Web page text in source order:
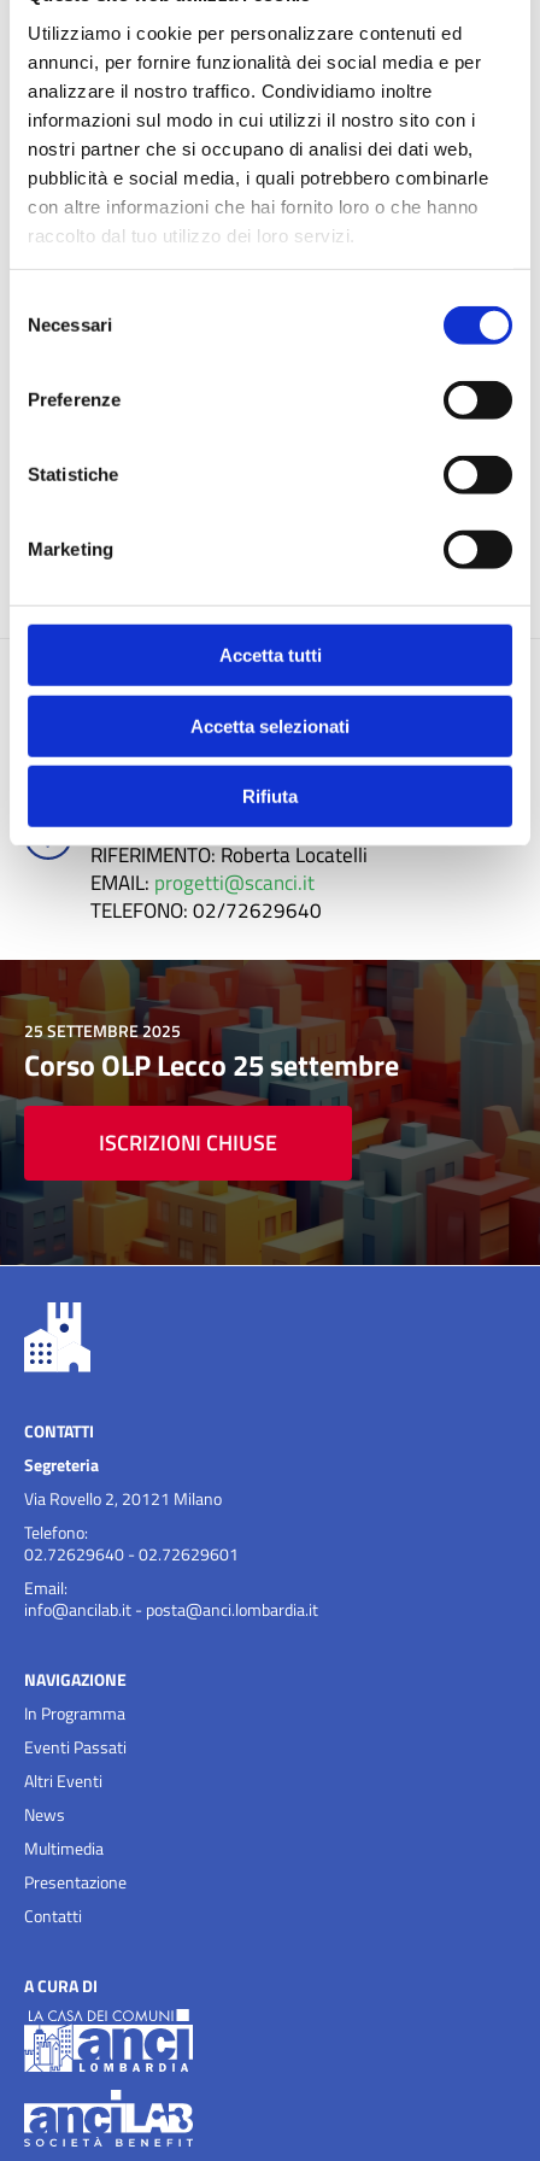
Utilizziamo i cookie per personalizzare contenuti ed
annunci, per fornire funzionalità dei social media e per
analizzare il nostro traffico. Condividiamo inoltre
informazioni sul modo in cui utilizzi il nostro sito con i
nostri partner che si occupano di analisi dei dati web,
pubblicità e social media, i quali potrebbero combinarle
con altre informazioni che hai fornito loro o che hanno
raccolto dal tuo utilizzo dei loro servizi.
delNecessari
Preferenze
Statistiche
Marketing
Accetta tutti
Accetta selezionati
Rifiuta
2017.
La partecipazione ai corsi facilita la comprensione del
sistema servizio civile poiché saranno illustrate le modalità
digitali e on line utili alla gestione delle attività.
PROGRAMMA
Storia e senso del servizio civile
Gestione operatori volontari di servizio civile
Elementi di coprogettazione
Roberta Locatelli e Laura Carrubba - Ufficio Servizio Civile
Roberto Minervino - Esperto di servizio civile
Juliana De falco e Bartolo Garofalo - volontari Servizio Civile
UTR Lecco
Corso Promessi Sposi, 132
Lecco (LC)
Via Rovello, 2 - 20121 Milano
RIFERIMENTO: Roberta Locatelli
EMAIL: progetti@scanci.it
TELEFONO: 02/72629640
25 SETTEMBRE 2025
Corso OLP Lecco 25 settembre
ISCRIZIONI CHIUSE
CONTATTI
Segreteria
Via Rovello 2, 20121 Milano
Telefono:
02.72629640 - 02.72629601
Email:
info@ancilab.it- posta@anci.lombardia.it
NAVIGAZIONE
In Programma
Eventi Passati
Altri Eventi
News
Multimedia
Presentazione
Contatti
A CURA DI